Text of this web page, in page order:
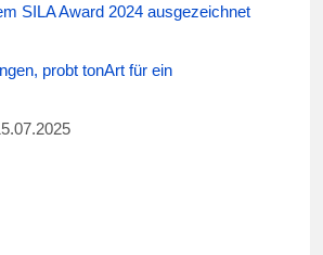
SILA Award 2024 ausgezeichnet
probt tonArt für ein